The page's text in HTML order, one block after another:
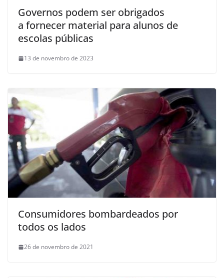
Governos podem ser obrigados
a fornecer material para alunos de
escolas públicas
13 de novembro de 2023
Consumidores bombardeados por
todos os lados
26 de novembro de 2021